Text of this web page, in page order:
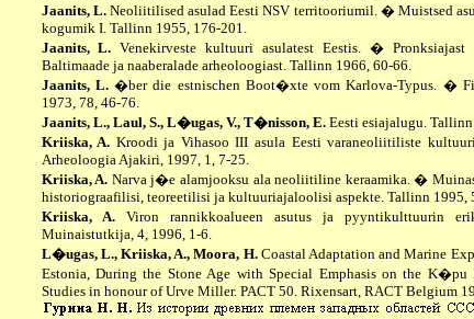
Jaanits, L.Neoliitilised asulad Eesti NSV territooriumil. � Muistsed
kogumik I. Tallinn 1955, 176-201.
Jaanits, L. Venekirveste kultuuri asulatest Eestis. � Pronksiajast
Baltimaade ja naaberalade arheoloogiast. Tallinn 1966, 60-66.
Jaanits, L.�ber die estnischen Boot�xte vom Karlova-Typus. �
1973, 78, 46-76.
Jaanits, L., Laul, S., L�ugas, V., T�nisson, E.Eesti esiajalugu.
Kriiska, A. Kroodi ja Vihasoo III asula Eesti varaneoliitiliste
Arheoloogia Ajakiri, 1997, 1, 7-25.
Kriiska, A. Narva j�e alamjooksu ala neoliitiline keraamika. �
historiograafilisi, teoreetilisi ja kultuuriajaloolisi aspekte. Tallinn 1995,
Kriiska, A.Viron rannikkoalueen asutus ja pyyntikulttuurin
Muinaistutkija, 4, 1996, 1-6.
L�ugas, L., Kriiska, A., Moora, H.Coastal Adaptation and Marine
Estonia, During the Stone Age with Special Emphasis on the
Studies in honour of Urve Miller. PACT 50. Rixensart, RACT Belgium